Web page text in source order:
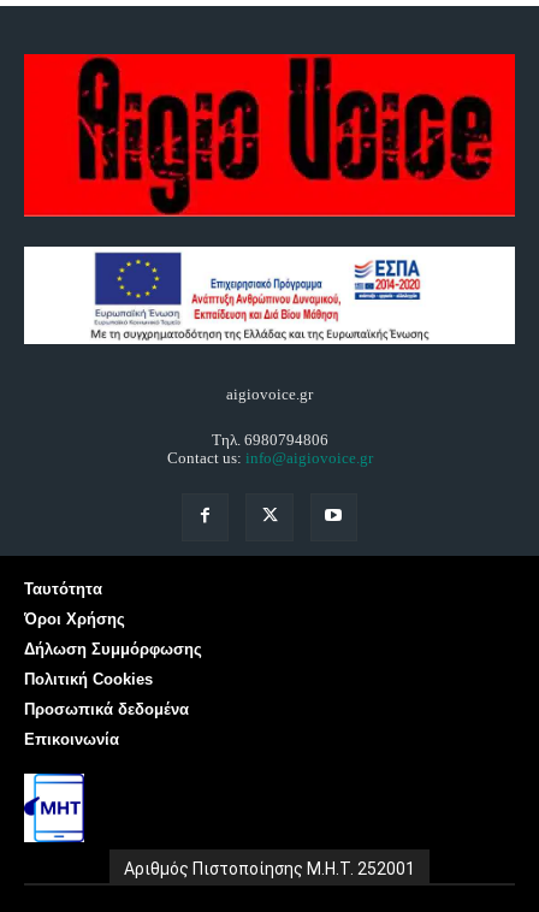
aigiovoice.gr
Τηλ. 6980794806
Contact us: info@aigiovoice.gr
Ταυτότητα
Όροι Χρήσης
Δήλωση Συμμόρφωσης
Πολιτική Cookies
Προσωπικά δεδομένα
Επικοινωνία
Αριθμός Πιστοποίησης Μ.Η.Τ. 252001